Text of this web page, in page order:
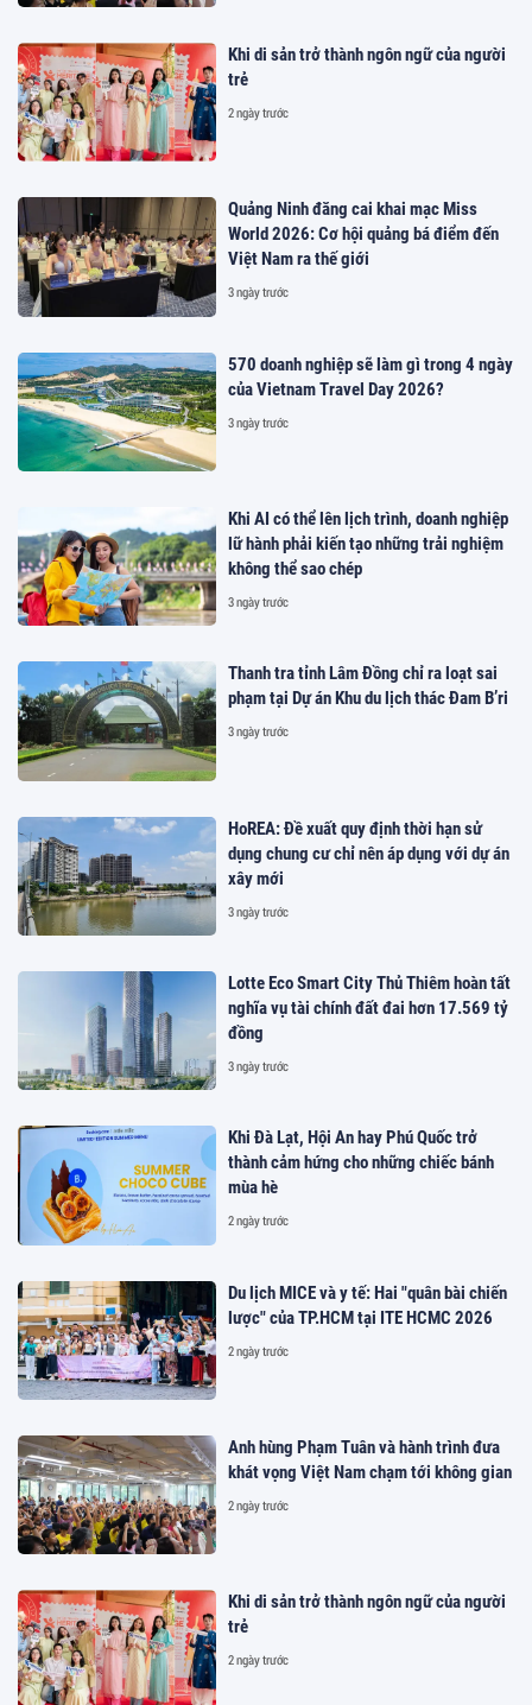
Khi di sản trở thành ngôn ngữ của người
trẻ
2 ngày trước
Quảng Ninh đăng cai khai mạc Miss
World 2026: Cơ hội quảng bá điểm đến
Việt Nam ra thế giới
3 ngày trước
570 doanh nghiệp sẽ làm gì trong 4 ngày
của Vietnam Travel Day 2026?
3 ngày trước
Khi AI có thể lên lịch trình, doanh nghiệp
lữ hành phải kiến tạo những trải nghiệm
không thể sao chép
3 ngày trước
Thanh tra tỉnh Lâm Đồng chỉ ra loạt sai
phạm tại Dự án Khu du lịch thác Đam B’ri
3 ngày trước
HoREA: Đề xuất quy định thời hạn sử
dụng chung cư chỉ nên áp dụng với dự án
xây mới
3 ngày trước
Lotte Eco Smart City Thủ Thiêm hoàn tất
nghĩa vụ tài chính đất đai hơn 17.569 tỷ
đồng
3 ngày trước
Khi Đà Lạt, Hội An hay Phú Quốc trở
thành cảm hứng cho những chiếc bánh
mùa hè
2 ngày trước
Du lịch MICE và y tế: Hai "quân bài chiến
lược" của TP.HCM tại ITE HCMC 2026
2 ngày trước
Anh hùng Phạm Tuân và hành trình đưa
khát vọng Việt Nam chạm tới không gian
2 ngày trước
Khi di sản trở thành ngôn ngữ của người
trẻ
2 ngày trước